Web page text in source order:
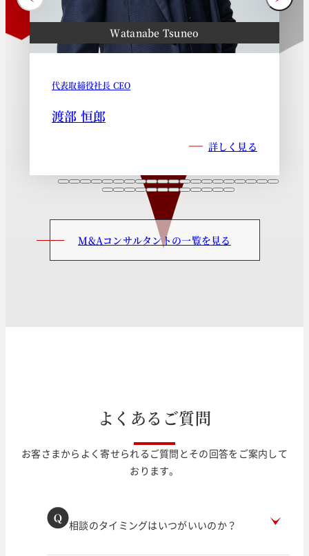
Watanabe Tsuneo
代表取締役社長 CEO
渡部 恒郎
詳しく見る
M&Aコンサルタントの一覧を見る
よ く ある ご質問
お客さまからよく寄せられるご質問とその回答をご案内して
おります。
相談のタイミングはいつがいいのか？